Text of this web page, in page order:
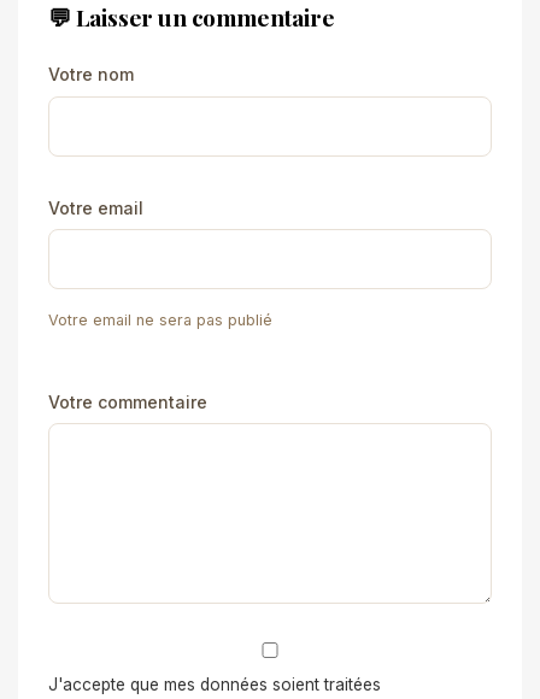
💬 Laisser un commentaire
Votre nom
Votre email
Votre email ne sera pas publié
Votre commentaire
J'accepte que mes données soient traitées